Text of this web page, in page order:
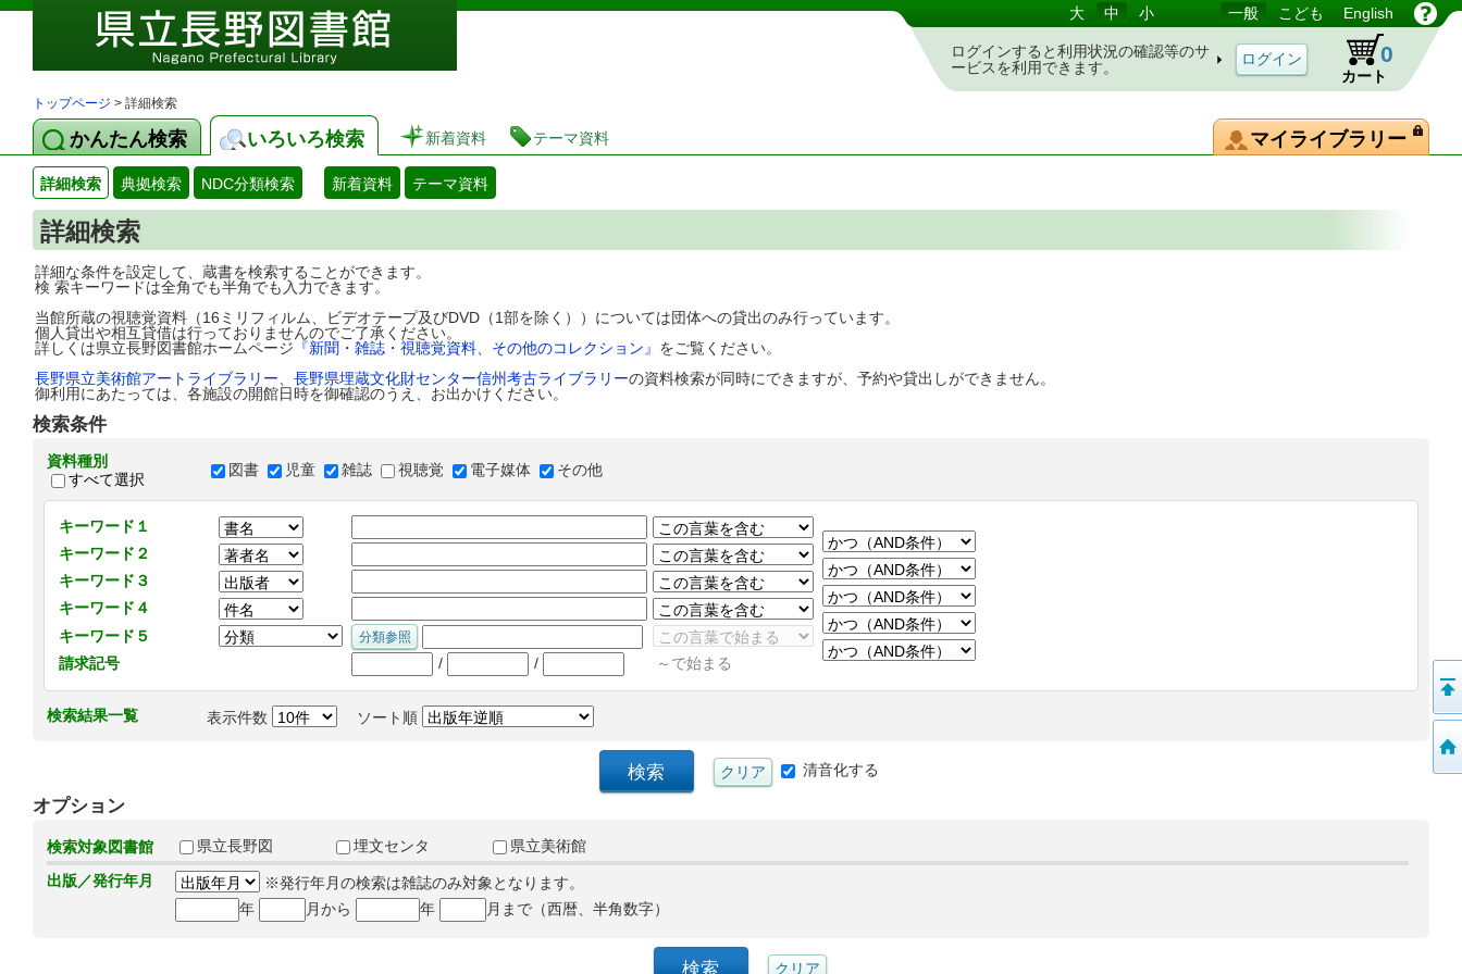
図書館 蔵書検索・予約システム 大 中 小 一般 こども English
ログインすると利用状況の確認等のサ
ービスを利用できます。
カート
0
トップページ > 詳細検索
かんたん検索 いろいろ検索 新着資料 テーマ資料 マイライブラリー
詳細検索 典拠検索 NDC分類検索 新着資料 テーマ資料
詳細検索
詳細な条件を設定して、蔵書を検索することができます。
検 索キーワードは全角でも半角でも入力できます。
当館所蔵の視聴覚資料（16ミリフィルム、ビデオテープ及びDVD（1部を除く））については団体への貸出のみ行っています。
個人貸出や相互貸借は行っておりませんのでご了承ください。
詳しくは県立長野図書館ホームページ 『新聞・雑誌・視聴覚資料、その他のコレクション』 をご覧ください。
長野県立美術館アートライブラリー
長野県埋蔵文化財センター信州考古ライブラリーの資料検索が同時にできますが、予約や貸出しができません。
御利用にあたっては、各施設の開館日時を御確認のうえ、お出かけください。
検索条件
資料種別
すべて選択
図書 児童 雑誌 視聴覚 電子媒体 その他
キーワード１
キーワード２
キーワード３
キーワード４
キーワード５
請求記号
/ / ～で始まる
検索結果一覧 表示件数 ソート順
清音化する
オプション
検索対象図書館 県立長野図 埋文センタ
県立美術館
出版／発行年月
※発行年月の検索は雑誌のみ対象となります。
年
月から 年 月まで（西暦、半角数字）